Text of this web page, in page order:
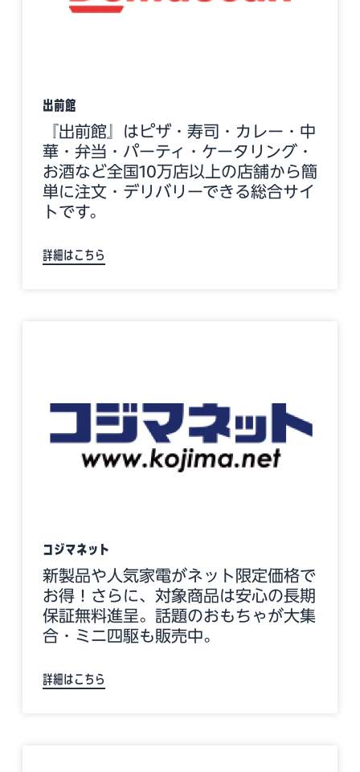
出前館
『出前館』はピザ・寿司・カレー・中
華・弁当・パーティ・ケータリング・
お酒など全国10万店以上の店舗から簡
単に注文・デリバリーできる総合サイ
トです。
詳細はこちら
コジマネット
新製品や人気家電がネット限定価格で
お得！さらに、対象商品は安心の長期
保証無料進呈。話題のおもちゃが大集
合・ミニ四駆も販売中。
詳細はこちら